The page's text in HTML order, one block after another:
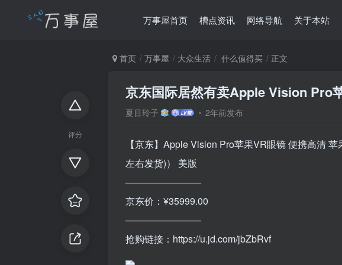
万事屋首页 槽点资讯 网络导航 关于本站
评分
首页 万事屋 大众生活 什么值得买 正文
京东国际居然有卖Apple Vision Pro
夏目玲子 2年前发布
【京东】Apple Vision Pro苹果VR眼镜 便携高清
左右发货)） 美版
————————
京东价：¥35999.00
————————
抢购链接：https://u.jd.com/jbZbRvf